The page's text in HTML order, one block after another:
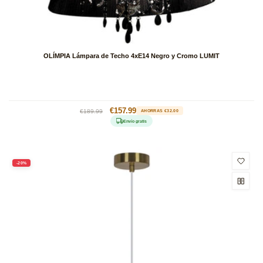
OLÍMPIA Lámpara de Techo 4xE14 Negro y Cromo LUMIT
Precio
€189.99
Precio
de
oferta
€157.99 AHORRAS €32.00
Envío gratis
-20%